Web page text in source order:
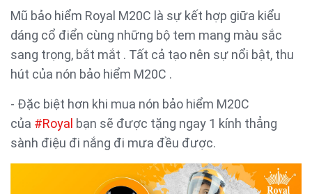
Mũ bảo hiểm Royal M20C là sự kết hợp giữa kiểu
dáng cổ điển cùng những bộ tem mang màu sắc
sang trọng, bắt mắt . Tất cả tạo nên sự nổi bật, thu
hút của nón bảo hiểm M20C .
- Đặc biệt hơn khi mua nón bảo hiểm M20C
của #Royal bạn sẽ được tặng ngay 1 kính thẳng
sành điệu đi nắng đi mưa đều được.